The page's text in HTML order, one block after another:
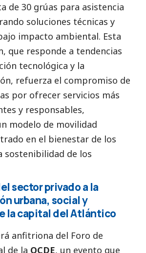
de 30 grúas para asistencia
soluciones técnicas y
impacto ambiental. Esta
que responde a tendencias
tecnológica y la
refuerza el compromiso de
por ofrecer servicios más
y responsables,
modelo de movilidad
en el bienestar de los
sostenibilidad de los
sector privado a la
urbana, socialy
la capital del Atlántico
anfitriona del Foro de
de la OCDE, un evento que